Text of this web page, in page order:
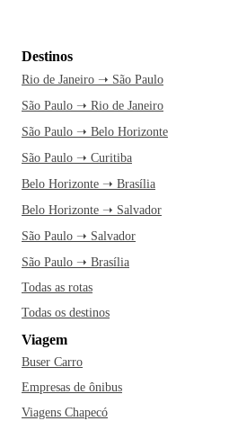
Destinos
Rio de Janeiro ➝ São Paulo
São Paulo ➝ Rio de Janeiro
São Paulo ➝ Belo Horizonte
São Paulo ➝ Curitiba
Belo Horizonte ➝ Brasília
Belo Horizonte ➝ Salvador
São Paulo ➝ Salvador
São Paulo ➝ Brasília
Todas as rotas
Todas os destinos
Viagem
Buser Carro
Empresas de ônibus
Viagens Chapecó